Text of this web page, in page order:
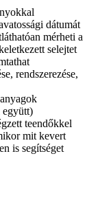
dátumát
mérheti a
selejtet
rendszerezése,
együtt)
teendőkkel
mit kevert
is segítséget